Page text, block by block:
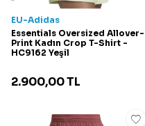
EU-Adidas
Essentials Oversized Allover-
Print Kadın Crop T-Shirt -
HC9162 Yeşil
2.900,00TL